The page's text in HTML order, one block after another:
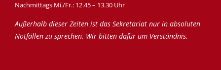
Nachmittags Mi./Fr.: 12.45 – 13.30 Uhr
Außerhalb dieser Zeiten ist das Sekretariat nur in absoluten
Notfällen zu sprechen. Wir bitten dafür um Verständnis.